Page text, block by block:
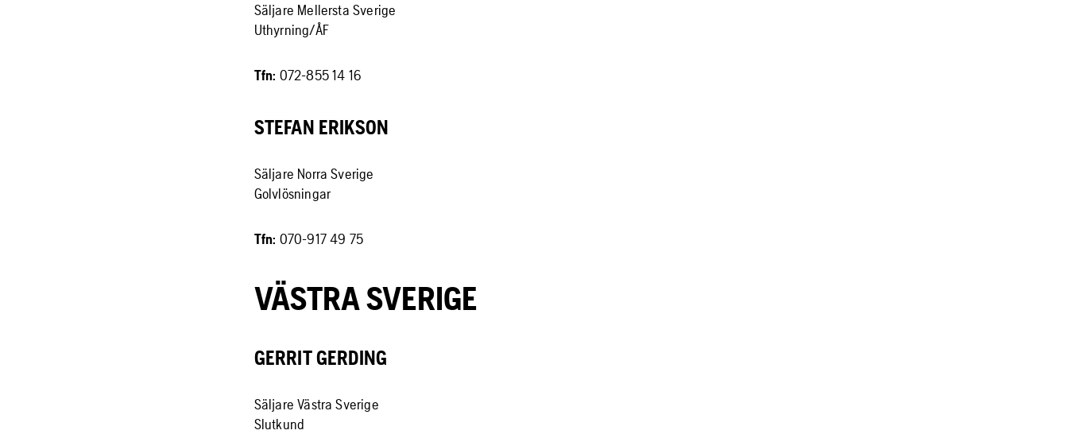
Säljare Mellersta Sverige
Uthyrning/ÅF
Tfn: 072-855 14 16
STEFAN ERIKSON
Säljare Norra Sverige
Golvlösningar
Tfn: 070-917 49 75
VÄSTRA SVERIGE
GERRIT GERDING
Säljare Västra Sverige
Slutkund